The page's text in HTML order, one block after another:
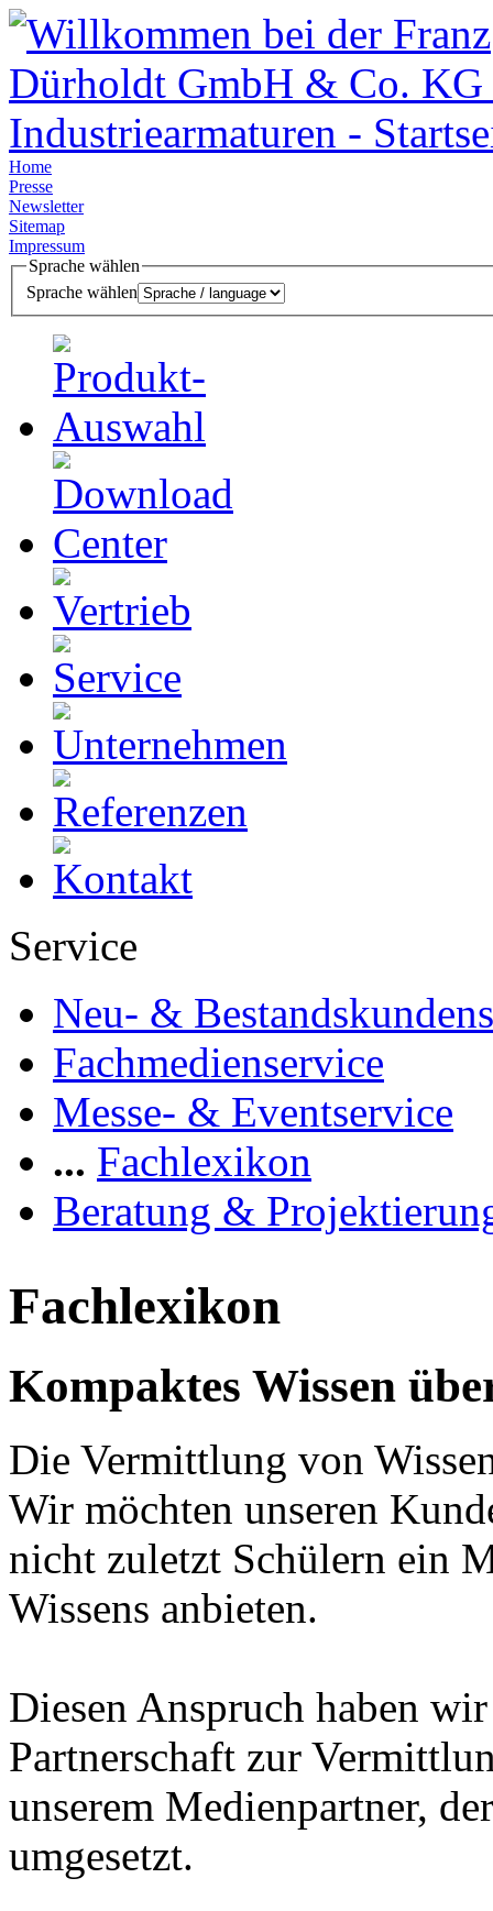
Home
Presse
Newsletter
Sitemap
Impressum
Sprache wählen
Sprache wählen
Service
Neu- &
Fachmedienservice
Messe- & Eventservice
... Fachlexikon
Beratung &
Fachlexikon
Kompaktes Wissen
Die Vermittlung von
Wir möchten unseren
nicht zuletzt Schülern ein
Wissens anbieten.
Diesen Anspruch haben
Partnerschaft zur
unserem Medienpartner,
umgesetzt.